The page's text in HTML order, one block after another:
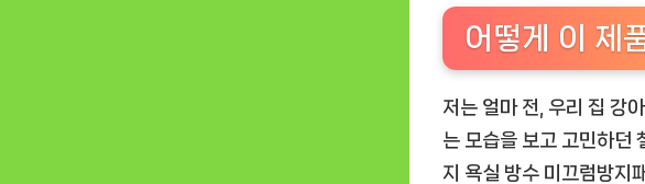
어떻게 이 제
저는 얼마 전, 우리 집 강
는 모습을 보고 고민하던
지 욕실 방수 미끄럼방지